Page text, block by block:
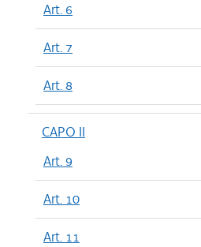
Art. 6
Art. 7
Art. 8
CAPO II
Art. 9
Art. 10
Art. 11